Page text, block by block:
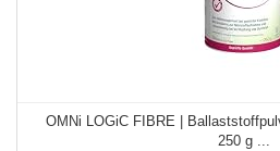
OMNi LOGiC FIBRE |
250 g ...